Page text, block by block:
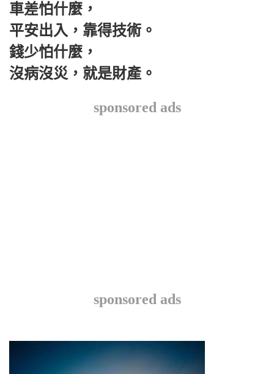
車差怕什麼，
平安出入，靠得技術。
錢少怕什麼，
沒病沒災，就是財產。
sponsored ads
sponsored ads